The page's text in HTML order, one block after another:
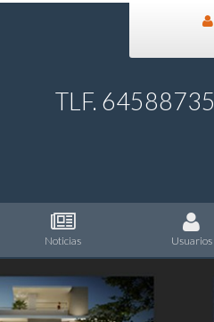
TLF.
Noticias Usuarios